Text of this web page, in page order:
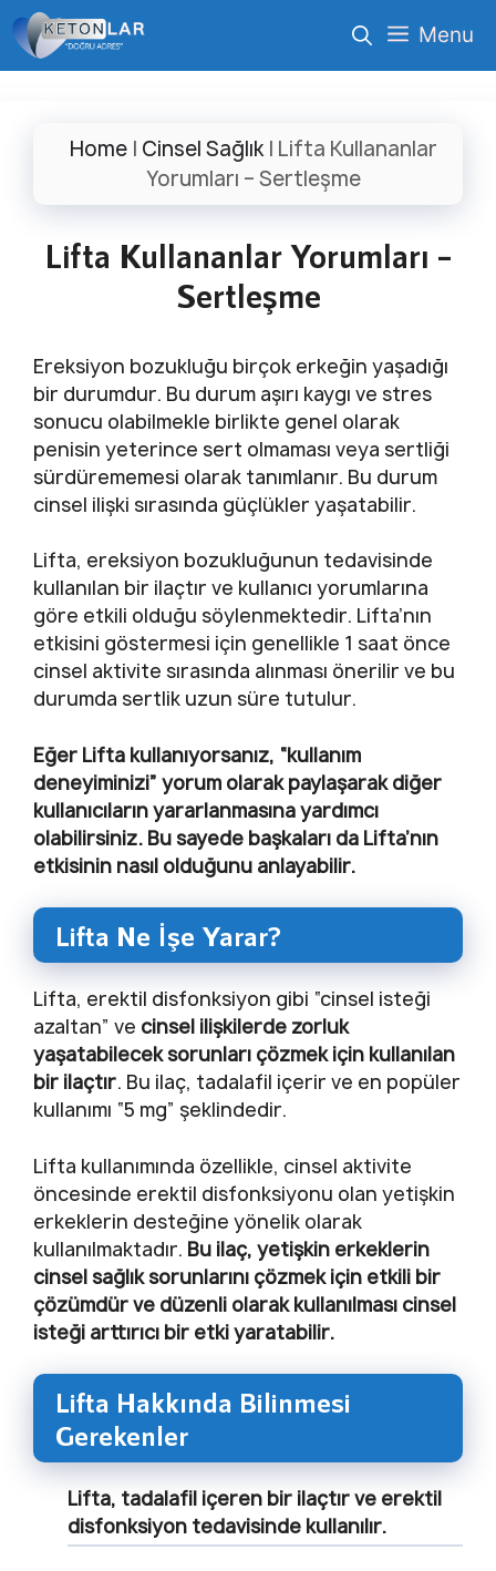
İçeriğe
atla
Menu
Home | Cinsel Sağlık| Lifta Kullananlar
Yorumları – Sertleşme
Lifta Kullananlar Yorumları –
Sertleşme
Ereksiyon bozukluğu birçok erkeğin yaşadığı
bir durumdur. Bu durum aşırı kaygı ve stres
sonucu olabilmekle birlikte genel olarak
penisin yeterince sert olmaması veya sertliği
sürdürememesi olarak tanımlanır. Bu durum
cinsel ilişki sırasında güçlükler yaşatabilir.
Lifta, ereksiyon bozukluğunun tedavisinde
kullanılan bir ilaçtır ve kullanıcı yorumlarına
göre etkili olduğu söylenmektedir. Lifta’nın
etkisini göstermesi için genellikle 1 saat önce
cinsel aktivite sırasında alınması önerilir ve bu
durumda sertlik uzun süre tutulur.
Eğer Lifta kullanıyorsanız, “kullanım
deneyiminizi” yorum olarak paylaşarak diğer
kullanıcıların yararlanmasına yardımcı
olabilirsiniz. Bu sayede başkaları da Lifta’nın
etkisinin nasıl olduğunu anlayabilir.
Lifta Ne İşe Yarar?
Lifta, erektil disfonksiyon gibi “cinsel isteği
azaltan” ve cinsel ilişkilerde zorluk
yaşatabilecek sorunları çözmek için kullanılan
bir ilaçtır. Bu ilaç, tadalafil içerir ve en popüler
kullanımı “5 mg” şeklindedir.
Lifta kullanımında özellikle, cinsel aktivite
öncesinde erektil disfonksiyonu olan yetişkin
erkeklerin desteğine yönelik olarak
kullanılmaktadır. Bu ilaç, yetişkin erkeklerin
cinsel sağlık sorunlarını çözmek için etkili bir
çözümdür ve düzenli olarak kullanılması cinsel
isteği arttırıcı bir etki yaratabilir.
Lifta Hakkında Bilinmesi
Gerekenler
Lifta, tadalafil içeren bir ilaçtır ve erektil
disfonksiyon tedavisinde kullanılır.